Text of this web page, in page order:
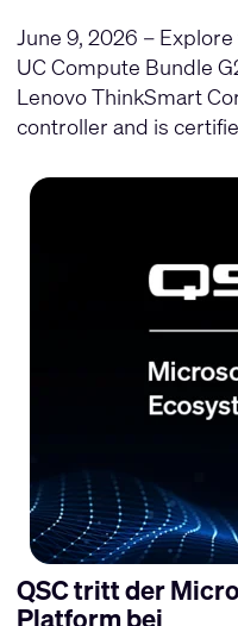
June 9, 2026 –
UC Compute Bundle
Lenovo ThinkSmart
controller and is
QSC tritt der
Platform bei